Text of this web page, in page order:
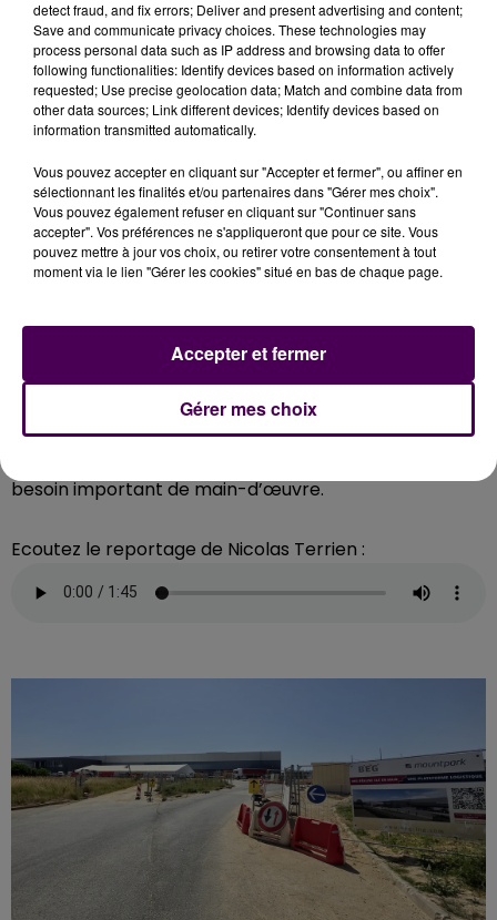
L’une des particularités du site d’Illiers-Combray
réside dans son niveau de robotisation. Selon Philippe
Schmitt, président de la communauté de communes
Entre Beauce et Perche, il pourrait devenir"l’entrepôt
Amazon le plus robotisé d’Europe, avec près de 2
000 robots".De quoi alimenter les interrogations sur
l’avenir du travail. Pourtant, les acteurs locaux
défendent une autre lecture. La robotisation ne
remplacerait pas l’emploi, mais accompagnerait une
hausse de la productivité. Philippe Schmitt cite
l’exemple d’un autre site Amazon dont les effectifs
modernisation. Les postes proposés à Illiers-Combray
restent majoritairement centrés sur les opérations
logistiques, même si les robots prennent en charge
une partie des déplacements et de la gestion des
stocks. Pour Amazon, cette automatisation réduit
besoin important de main-d’œuvre.
Ecoutez le reportage de Nicolas Terrien :
detect fraud, and fix errors; Deliver and present advertising and content;
Save and communicate privacy choices. These technologies may
process personal data such as IP address and browsing data to offer
following functionalities: Identify devices based on information actively
requested; Use precise geolocation data; Match and combine data from
other data sources; Link different devices; Identify devices based on
information transmitted automatically.
Vous pouvez accepter en cliquant sur "Accepter et fermer", ou affiner en
sélectionnant les finalités et/ou partenaires dans "Gérer mes choix".
Vous pouvez également refuser en cliquant sur "Continuer sans
accepter". Vos préférences ne s'appliqueront que pour ce site. Vous
pouvez mettre à jour vos choix, ou retirer votre consentement à tout
moment via le lien "Gérer les cookies" situé en bas de chaque page.
Gérer mes choix
Accepter et fermer